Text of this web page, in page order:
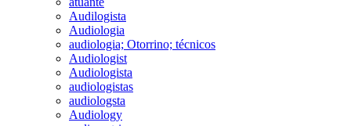
Audilogista
Audiologia
audiologia; Otorrino; técnicos
Audiologist
Audiologista
audiologistas
audiologsta
Audiology